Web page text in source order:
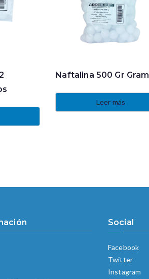
Naftalina 500 Gr
Leer más
Social
Facebook
Twitter
Instagram